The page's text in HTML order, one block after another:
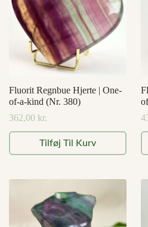
Fluorit Regnbue Hjerte | One-
of-a-kind (Nr. 380)
362,00 kr.
Tilføj Til Kurv